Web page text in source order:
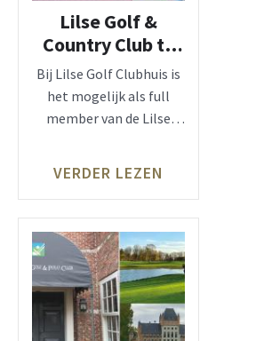
Lilse Golf &
Country Club te
Lille-Gierle-
Beerse
Bij Lilse Golf Clubhuis is
het mogelijk als full
member van de Lilse
VERDER LEZEN